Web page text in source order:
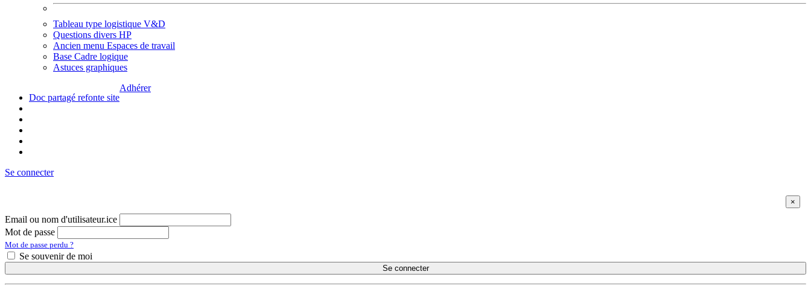
Tableau type logistique V&D
Questions divers HP
Ancien menu Espaces de travail
Base Cadre logique
Astuces graphiques
Doc partagé refonte site
Adhérer
Se connecter
Email ou nom d'utilisateur.ice
Mot de passe
Mot de passe perdu ?
Se souvenir de moi
Se connecter